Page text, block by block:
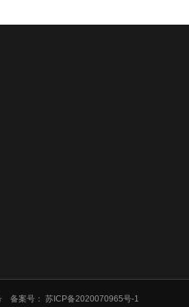
备案号： 苏ICP备2020070965号-1